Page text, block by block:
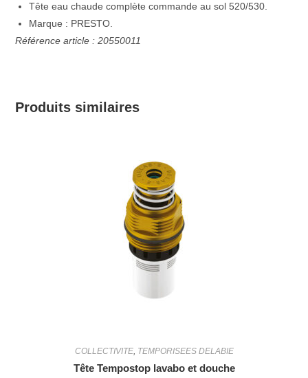
Tête eau chaude complète commande au sol 520/530.
Marque : PRESTO.
Référence article : 20550011
Produits similaires
COLLECTIVITE, TEMPORISEES DELABIE
Tête Tempostop lavabo et douche